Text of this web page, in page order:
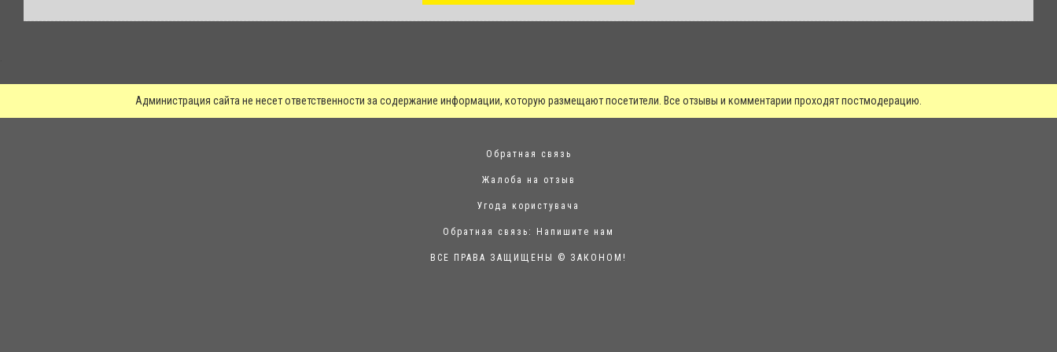
Администрация сайта не несет ответственности за содержание информации, которую размещают посетители. Все отзывы и комментарии проходят постмодерацию.
Обратная связь
Жалоба на отзыв
Угода користувача
Обратная связь: Напишите нам
ВСЕ ПРАВА ЗАЩИЩЕНЫ © ЗАКОНОМ!